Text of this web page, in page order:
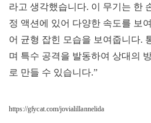
라고 생각했습니다. 이 무기는 한
정 액션에 있어 다양한 속도를 보
어 균형 잡힌 모습을 보여줍니다.
며 특수 공격을 발동하여 상대의
로 만들 수 있습니다.”
https://gfycat.com/jovialillannelida